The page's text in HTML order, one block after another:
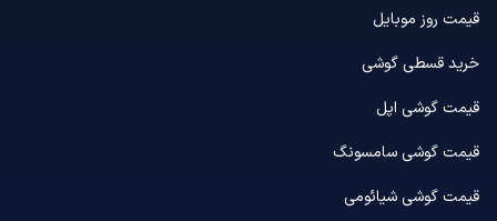
قیمت روز موبایل
خرید قسطی گوشی
قیمت گوشی اپل
قیمت گوشی سامسونگ
قیمت گوشی شیائومی